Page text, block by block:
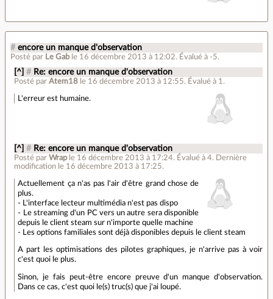
# encore un manque d'observation
Posté par Le Gab le 16 décembre 2013 à 12:02. Évalué à -5.
[^] # Re: encore un manque d'observation
Posté parAtem18 le 16 décembre 2013 à 12:55. Évalué à 1 .
L'erreur est humaine.
[^] # Re: encore un manque d'observation
Posté parWrap le 16 décembre 2013 à 17:24. Évalué à4. Dernière
modification le 16 décembre 2013 à 17:25.
Actuellement ça n'as pas l'air d'être grand chose de
plus.
- L'interface lecteur multimédia n'est pas dispo
- Le streaming d'un PC vers un autre sera disponible
depuis le client steam sur n'importe quelle machine
- Les options familiales sont déjà disponibles depuis le client steam
A part les optimisations des pilotes graphiques, je n'arrive pas à voir
c'est quoi le plus.
Sinon, je fais peut-être encore preuve d'un manque d'observation.
Dans ce cas, c'est quoi le(s) truc(s) que j'ai loupé.